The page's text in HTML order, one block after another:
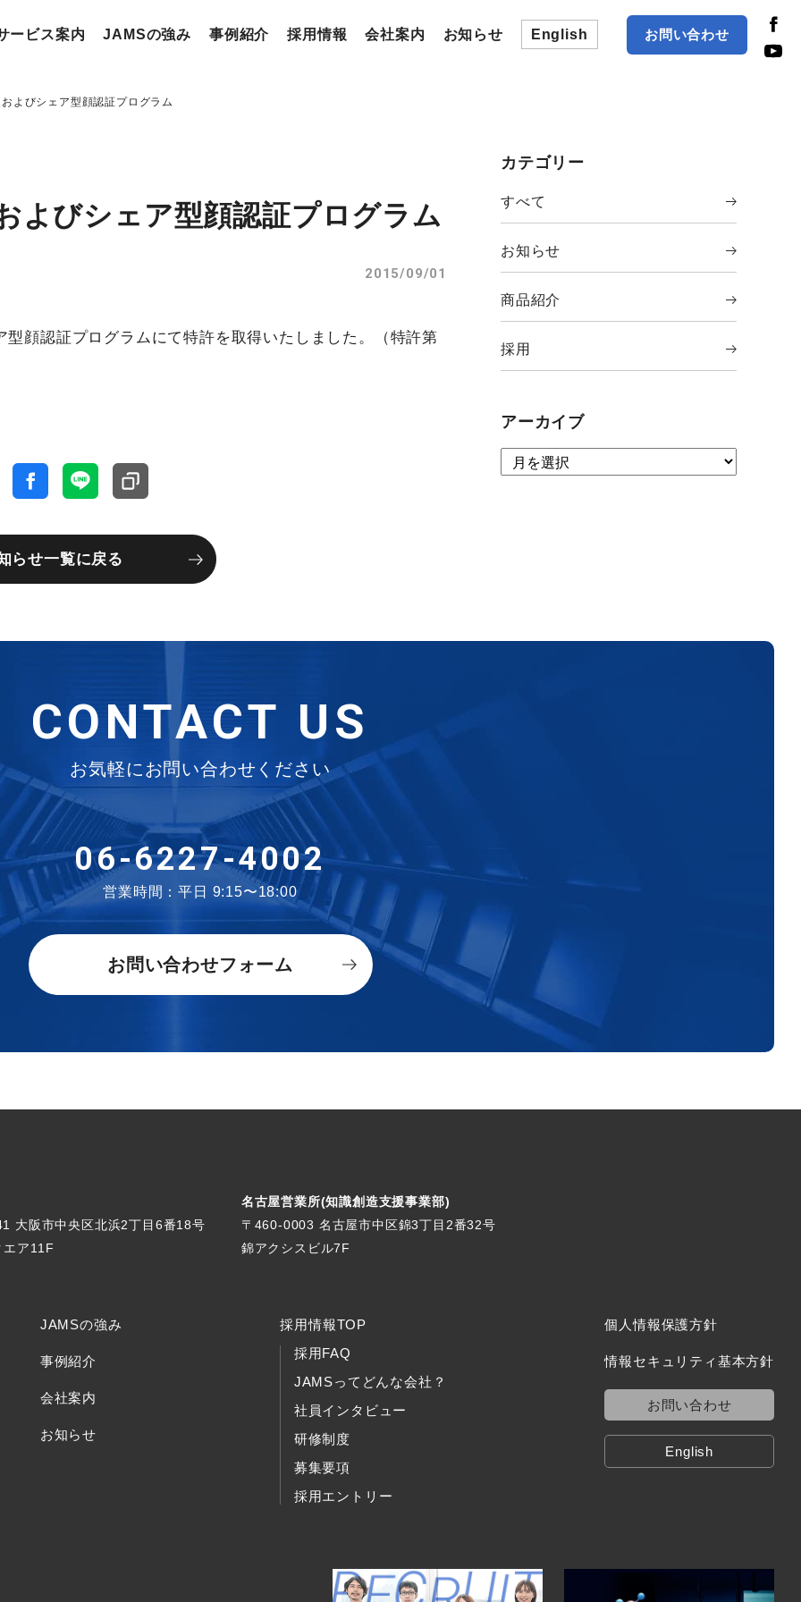
ービス案内 JAMSの強み 事例紹介 採用情報 会社案内 お知らせ English お問い合わせ
よびシェア型顔認証プログラム
よびシェア型顔認証​プログラム
2015/09/01
顔認証プログラムにて特許を取得いたしました。（特許第
らせ一覧に戻る
カテゴリー
すべて
お知らせ
商品紹介
採用
アーカイブ
CONTACT US
お気軽にお問い合わせください
06-6227-4002
営業時間：平日 9:15〜18:00
お問い合わせフォーム
大阪市中央区北浜2丁目6番18号
エア11F
名古屋営業所(知識創造支援事業部)
〒460-0003 名古屋市中区錦3丁目2番32号
錦アクシスビル7F
JAMSの強み
事例紹介
会社案内
お知らせ
採用情報TOP
採用FAQ
JAMSってどんな会社？
社員インタビュー
研修制度
募集要項
採用エントリー
個人情報保護方針
情報セキュリティ基本方針
お問い合わせ
English